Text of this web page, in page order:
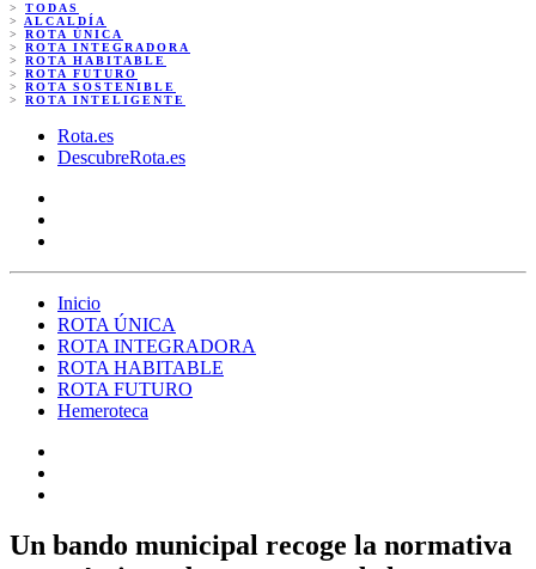
> TODAS
> ALCALDÍA
> ROTA ÚNICA
> ROTA INTEGRADORA
> ROTA HABITABLE
> ROTA FUTURO
> ROTA SOSTENIBLE
> ROTA INTELIGENTE
Rota.es
DescubreRota.es
Inicio
ROTA ÚNICA
ROTA INTEGRADORA
ROTA HABITABLE
ROTA FUTURO
Hemeroteca
Un bando municipal recoge la normativa